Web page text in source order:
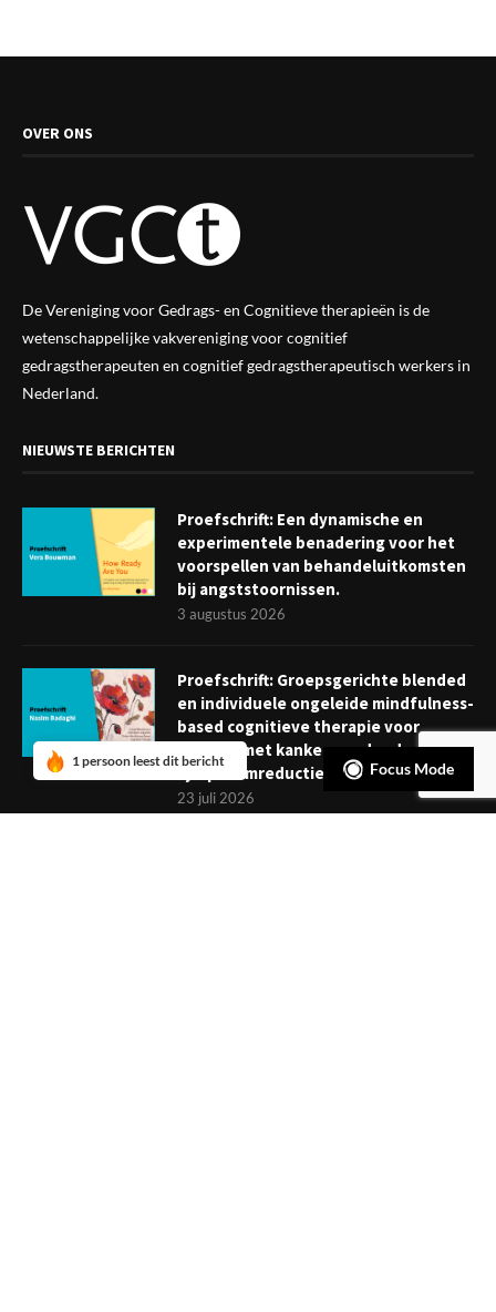
OVER ONS
De Vereniging voor Gedrags- en Cognitieve therapieën is de
wetenschappelijke vakverenigingvoor cognitief
gedragstherapeuten en cognitief gedragstherapeutisch werkers in
Nederland.
NIEUWSTE BERICHTEN
Proefschrift: Een dynamische en
experimentele benadering voor het
voorspellen van behandeluitkomsten
bij angststoornissen.
3 augustus 2026
Proefschrift: Groepsgerichte blended
en individuele ongeleide mindfulness-
based cognitieve therapie voor
mensen met kanker: verder dan
symptoomreductie
23 juli 2026
Focus Mode
1 persoon leest dit bericht